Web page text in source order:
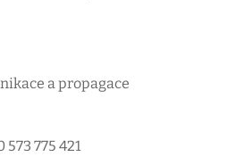
a propagace
573 775 421